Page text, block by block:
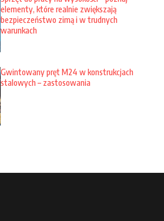
elementy, które realnie zwiększają
bezpieczeństwo zimą i w trudnych
warunkach
Gwintowany pręt M24 w konstrukcjach
stalowych – zastosowania